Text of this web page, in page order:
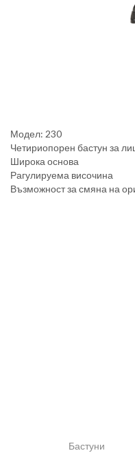
Модел: 230
Четириопорен бастун за
Широка основа
Рагулируема височина
Възможност за смяна на
Бастуни